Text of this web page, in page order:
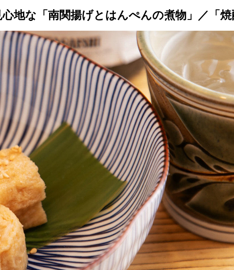
厳選！店探し 食のストーリー 連載一覧 倶楽部入会（無料）